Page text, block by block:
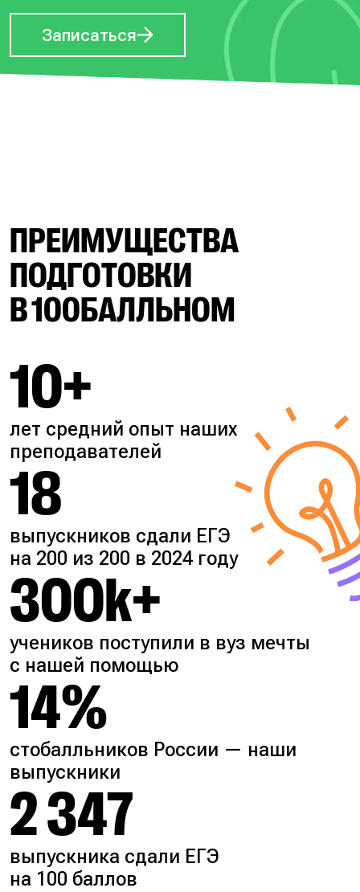
Записаться
ПРЕИМУЩЕСТВА
ПОДГОТОВКИ
В 100БАЛЛЬНОМ
10+
лет средний опыт наших
преподавателей
18
выпускников сдали ЕГЭ
на 200 из 200 в 2024 году
300k+
учеников поступили в вуз мечты
с нашей помощью
14%
стобалльников России — наши
выпускники
2 347
выпускника сдали ЕГЭ
на 100 баллов